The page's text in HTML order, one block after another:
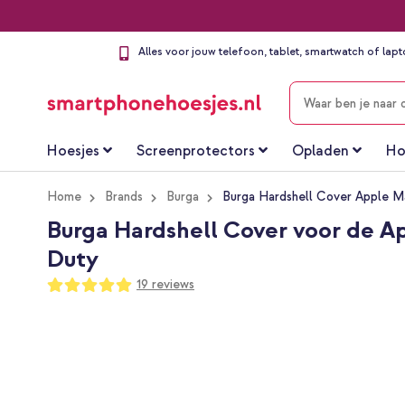
Alles voor jouw telefoon, tablet, smartwatch of
ZOEKEN
Hoesjes Screenprotectors Opladen
Home Brands Burga Burga Hardshell Cover Apple
Burga Hardshell Cover voor de
Duty
Waardering:
100
100
19 reviews